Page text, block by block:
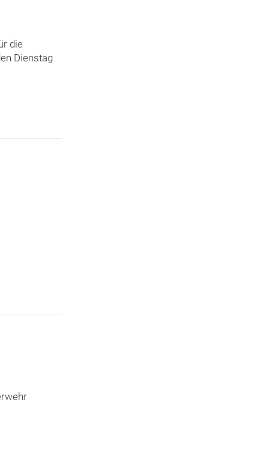
die
Dienstag